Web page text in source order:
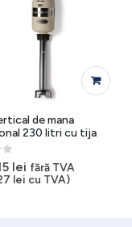
de mana
230 litri cu tija
lei fără TVA
lei cu TVA)